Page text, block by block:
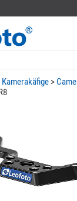
Kamerakäfige >